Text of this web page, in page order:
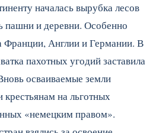
началась вырубка лесов
пашни и деревни. Особенно
Франции, Англии и Германии. В
пахотных угодий заставила
осваиваемые земли
на льготных
«немецким правом».